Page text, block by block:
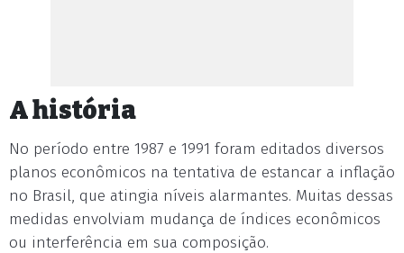
A história
No período entre 1987 e 1991 foram editados diversos
planos econômicos na tentativa de estancar a inflação
no Brasil, que atingia níveis alarmantes. Muitas dessas
medidas envolviam mudança de índices econômicos
ou interferência em sua composição.